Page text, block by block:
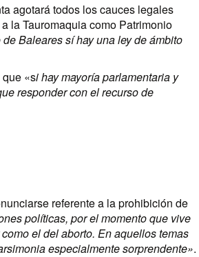
agotará todos los cauces legales
la Tauromaquia como Patrimonio
Baleares sí hay una ley de ámbito
«si hay mayoría parlamentaria y
responder con el recurso de
referente a la prohibición de
políticas, por el momento que vive
el del aborto. En aquellos temas
especialmente sorprendente».